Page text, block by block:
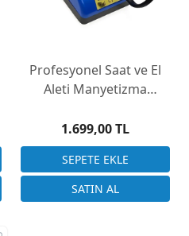
Profesyonel Saat ve El
Aleti Manyetizma
Tui Ci Qi
1.699,00 TL